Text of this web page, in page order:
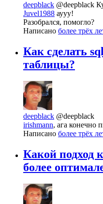
deepblack @deepblack
Juvel1988 аууу!
Разобрался, помогло?
Написано более трёх
Как сделать
таблицы?
deepblack @deepblack
irishmann, ага конечно
Написано более трёх
Какой подход
более